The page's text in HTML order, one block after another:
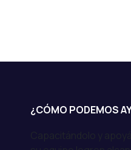
¿CÓMO PODEMOS